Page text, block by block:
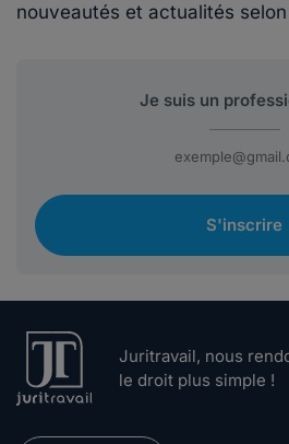
nouveautés et actualités
S'inscrire
Juritravail, nous
le droit plus simple !